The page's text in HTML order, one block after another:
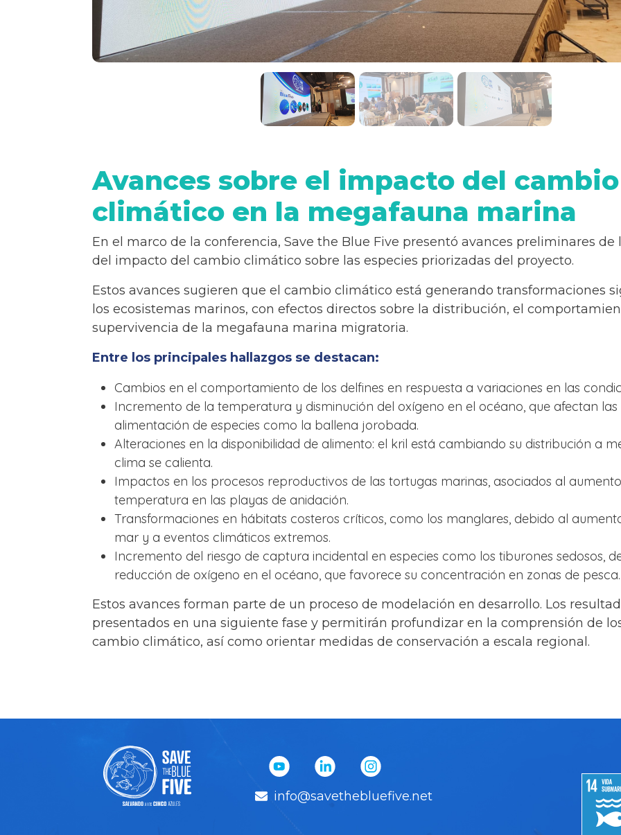
Avances sobre el impacto del cambio
climático en la megafauna marina
En el marco de la conferencia, Save the Blue Five presentó avances preliminares de
del impacto del cambio climático sobre las especies priorizadas del proyecto.
Estos avances sugieren que el cambio climático está generando transformaciones
los ecosistemas marinos, con efectos directos sobre la distribución, el
supervivencia de la megafauna marina migratoria.
Entre los principales hallazgos se destacan:
Cambios en el comportamiento de los delfines en respuesta a variaciones en las
Incremento de la temperatura y disminución del oxígeno en el océano, que afectan las
alimentación de especies como la ballena jorobada.
Alteraciones en la disponibilidad de alimento: el kril está cambiando su distribución a
clima se calienta.
Impactos en los procesos reproductivos de las tortugas marinas, asociados al
temperatura en las playas de anidación.
Transformaciones en hábitats costeros críticos, como los manglares, debido al
mar y a eventos climáticos extremos.
Incremento del riesgo de captura incidental en especies como los tiburones sedosos,
reducción de oxígeno en el océano, que favorece su concentración en zonas de pesca.
Estos avances forman parte de un proceso de modelación en desarrollo. Los
presentados en una siguiente fase y permitirán profundizar en la comprensión de
cambio climático, así como orientar medidas de conservación a escala regional.
info@savethebluefive.net